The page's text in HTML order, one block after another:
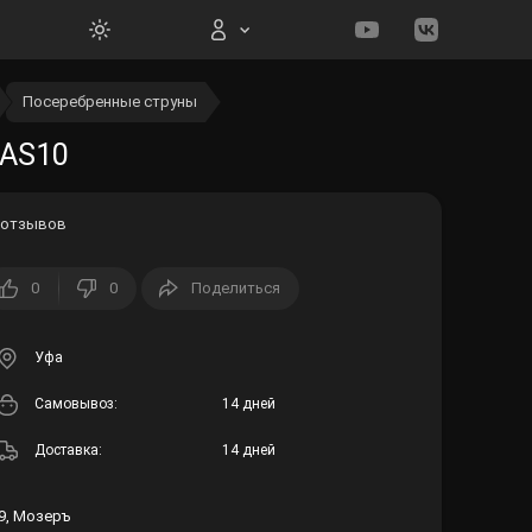
Посеребренные струны
0 0 Поделиться
Уфа
Cамовывоз: 14 дней
Доставка: 14 дней
Мозеръ